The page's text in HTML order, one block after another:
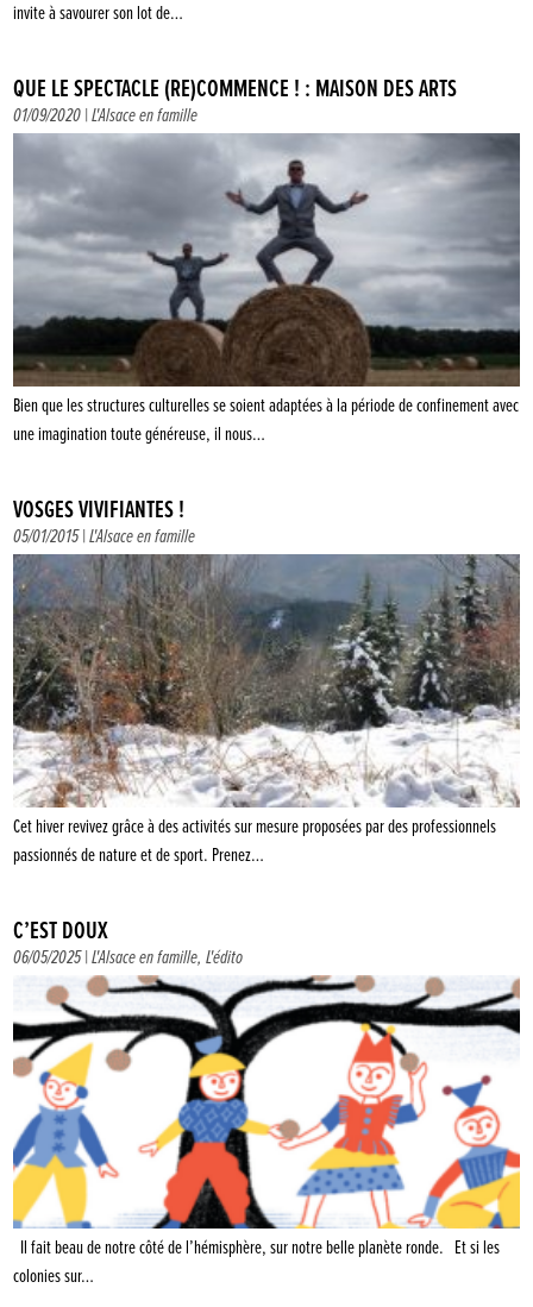
invite à savourer son lot de…
QUE LE SPECTACLE (RE)COMMENCE ! : MAISON DES ARTS
01/09/2020 |L'Alsace en famille
Bien que les structures culturelles se soient adaptées à la période de confinement avec
une imagination toute généreuse, il nous…
VOSGES VIVIFIANTES !
05/01/2015 |L'Alsace en famille
Cet hiver revivez grâce à des activités sur mesure proposées par des professionnels
passionnés de nature et de sport. Prenez…
C’EST DOUX
06/05/2025 |L'Alsace en famille,L'édito
Il fait beau de notre côté de l’hémisphère, sur notre belle planète ronde. Et si les
colonies sur…